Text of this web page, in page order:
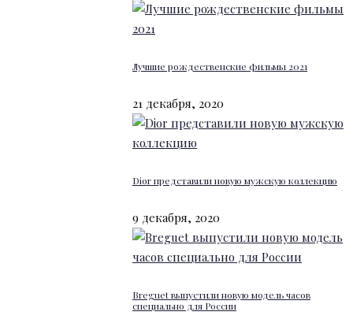
Лучшие рождественские фильмы 2021
21 декабря, 2020
Dior представили новую мужскую коллекцию
9 декабря, 2020
Breguet выпустили новую модель часов
специально для России